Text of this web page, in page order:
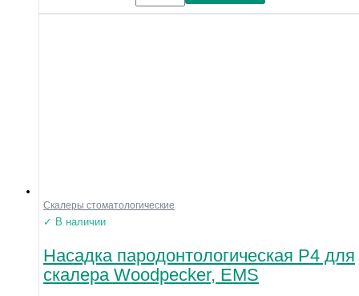
Скалеры стоматологические
✓ В наличии
Насадка пародонтологическая P4 для
скалера Woodpecker, EMS